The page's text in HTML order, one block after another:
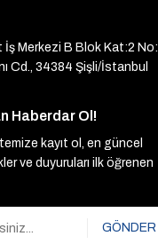
İş Merkezi B Blok Kat:2 No:
Cd., 34384 Şişli/İstanbul
Haberdar Ol!
kayıt ol, en güncel
ve duyuruları ilk öğrenen
GÖNDER